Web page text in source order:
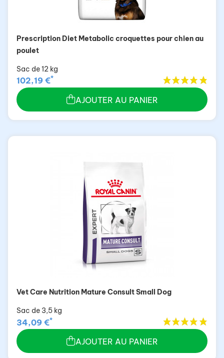
Prescription Diet Metabolic croquettes pour chien au
poulet
Sac de 12 kg
102,19 €*
AJOUTER AU PANIER
Vet Care Nutrition Mature Consult Small Dog
Sac de 3,5 kg
34,09 €*
AJOUTER AU PANIER